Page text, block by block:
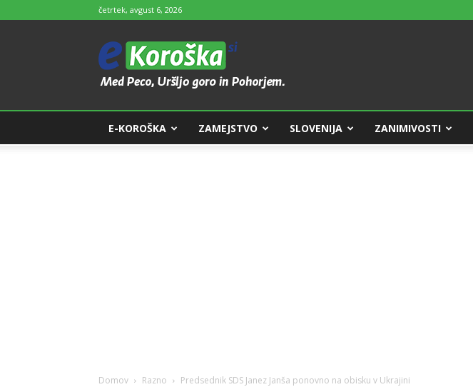
četrtek, avgust 6, 2026
e-
Koroška
E-KOROŠKA ZAMEJSTVO SLOVENIJA ZANIMIVOSTI
Domov Razno Predsednik SDS Janez Janša ponovno na obisku v Ukrajini